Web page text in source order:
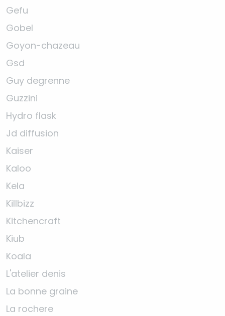
Gefu
Gobel
Goyon-chazeau
Gsd
Guy degrenne
Guzzini
Hydro flask
Jd diffusion
Kaiser
Kaloo
Kela
Killbizz
Kitchencraft
Kiub
Koala
L'atelier denis
La bonne graine
La rochere